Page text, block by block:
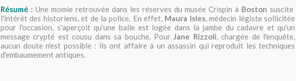
Résumé : Une momie retrouvée dans les réserves du musée Crispin à Boston suscite
l'intérêt des historiens, et de la police. En effet, Maura Isles, médecin légiste sollicitée
pour l'occasion, s'aperçoit qu'une balle est logée dans la jambe du cadavre et qu'un
message crypté est cousu dans sa bouche. PourJane Rizzoli, chargée de l'enquête,
aucun doute n'est possible : ils ont affaire à un assassin qui reproduit les techniques
d'embaumement antiques.